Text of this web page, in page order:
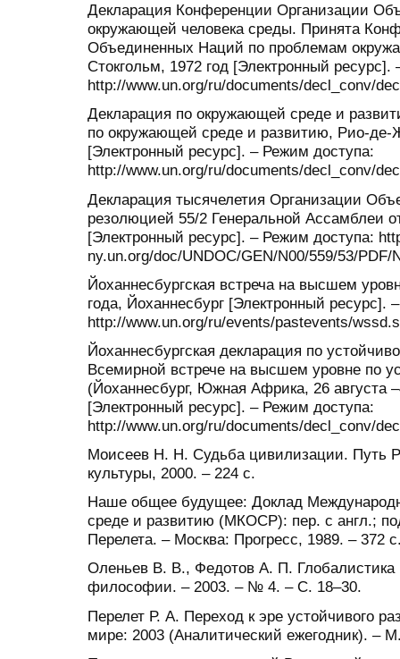
Декларация Конференции Организации
окружающей человека среды. Принята
Объединенных Наций по проблемам
Стокгольм, 1972 год [Электронный
http://www.un.org/ru/documents/decl_conv/
Декларация по окружающей среде и
по окружающей среде и развитию, Рио-де-
[Электронный ресурс]. – Режим доступа:
http://www.un.org/ru/documents/decl_conv/
Декларация тысячелетия Организации
резолюцией 55/2 Генеральной Ассамблеи
[Электронный ресурс]. – Режим доступа:
ny.un.org/doc/UNDOC/GEN/N00/559/53/PDF/
Йоханнесбургская встреча на высшем
года, Йоханнесбург [Электронный ресурс].
http://www.un.org/ru/events/pastevents/
Йоханнесбургская декларация по
Всемирной встрече на высшем уровне по
(Йоханнесбург, Южная Африка, 26 августа
[Электронный ресурс]. – Режим доступа:
http://www.un.org/ru/documents/decl_conv/
Моисеев Н. Н. Судьба цивилизации. Путь
культуры, 2000. – 224 с.
Наше общее будущее: Доклад
среде и развитию (МКОСР): пер. с англ.;
Перелета. – Москва: Прогресс, 1989. – 372
Оленьев В. В., Федотов А. П. Глобалистика
философии. – 2003. – № 4. – С. 18–30.
Перелет Р. А. Переход к эре устойчивого
мире: 2003 (Аналитический ежегодник). –